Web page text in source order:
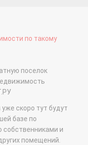
по такому
поселок
скоро тут будут
базе по
и
помещений.